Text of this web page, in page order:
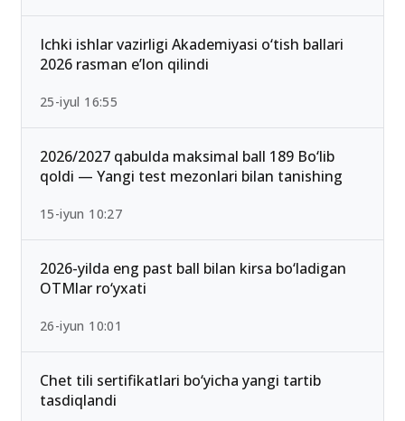
Ichki ishlar vazirligi Akademiyasi o‘tish ballari
2026 rasman e’lon qilindi
25-iyul 16:55
2026/2027 qabulda maksimal ball 189 Bo‘lib
qoldi — Yangi test mezonlari bilan tanishing
15-iyun 10:27
2026-yilda eng past ball bilan kirsa bo‘ladigan
OTMlar ro‘yxati
26-iyun 10:01
Chet tili sertifikatlari bo‘yicha yangi tartib
tasdiqlandi